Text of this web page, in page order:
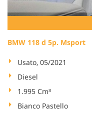
BMW 118 d 5p. Msport
Usato, 05/2021
Diesel
1.995 Cm³
Bianco Pastello